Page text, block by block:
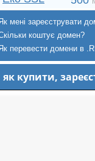
мені зареєструвати
коштує домен?
перевести домени в
як купити,